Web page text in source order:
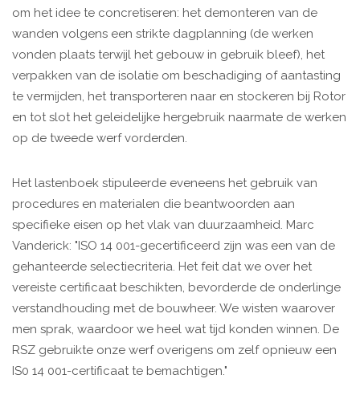
om het idee te concretiseren: het demonteren van de
wanden volgens een strikte dagplanning (de werken
vonden plaats terwijl het gebouw in gebruik bleef), het
verpakken van de isolatie om beschadiging of aantasting
te vermijden, het transporteren naar en stockeren bij Rotor
en tot slot het geleidelijke hergebruik naarmate de werken
op de tweede werf vorderden.
Het lastenboek stipuleerde eveneens het gebruik van
procedures en materialen die beantwoorden aan
specifieke eisen op het vlak van duurzaamheid. Marc
Vanderick: "ISO 14 001-gecertificeerd zijn was een van de
gehanteerde selectiecriteria. Het feit dat we over het
vereiste certificaat beschikten, bevorderde de onderlinge
verstandhouding met de bouwheer. We wisten waarover
men sprak, waardoor we heel wat tijd konden winnen. De
RSZ gebruikte onze werf overigens om zelf opnieuw een
IS0 14 001-certificaat te bemachtigen."